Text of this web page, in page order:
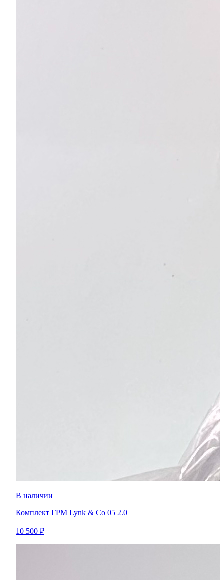
В наличии
Комплект ГРМ Lynk & Co 05 2.0
10 500 ₽